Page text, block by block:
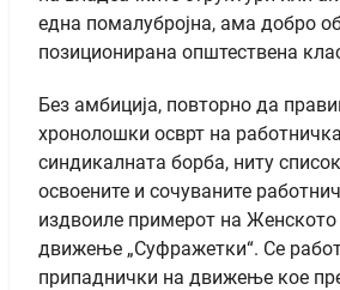
една помалубројна, ама добро
позиционирана општествена
Без амбиција, повторно да
хронолошки осврт на
синдикалната борба, ниту
освоените и сочуваните
издвоиле примерот на
движење „Суфражетки“. Се
припаднички на движење кое